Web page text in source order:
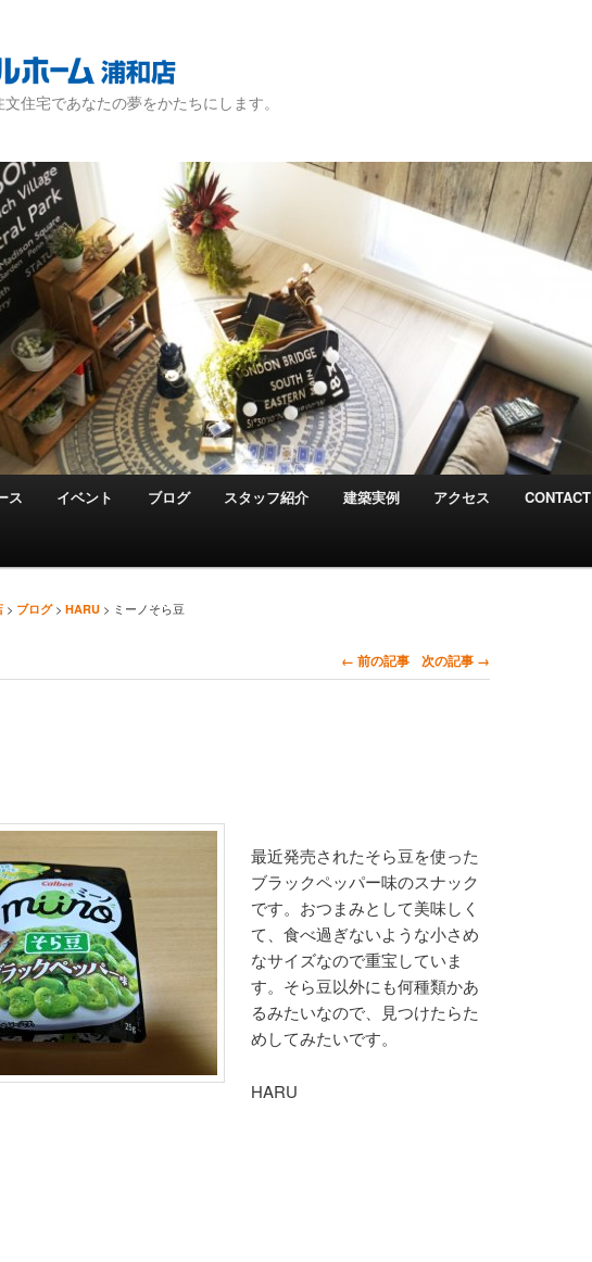
住宅であなたの夢をかたちにします。
ツへ移動
へ移動
ス イベント ブログ スタッフ紹介 建築実例 アクセス CONTACT
> ブログ> HARU > ミーノそら豆
ン ← 前の記事 次の記事 →
最近発売されたそら豆を使った
ブラックペッパー味のスナック
です。おつまみとして美味しく
て、食べ過ぎないような小さめ
なサイズなので重宝していま
す。そら豆以外にも何種類かあ
るみたいなので、見つけたらた
めしてみたいです。
HARU